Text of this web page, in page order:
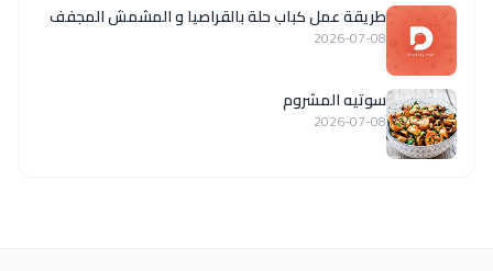
طريقة عمل كباب حلة بالقراصيا و المشمش المجفف
2026-07-08
سوتيه المشروم
2026-07-08